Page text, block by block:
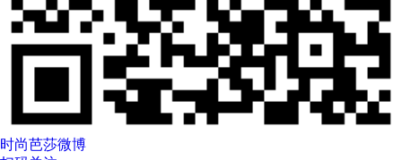
时尚芭莎微博